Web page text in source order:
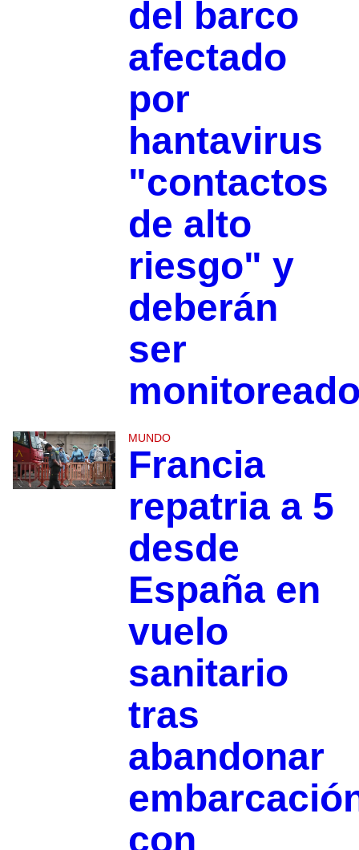
del barco
afectado
por
hantavirus
"contactos
de alto
riesgo" y
deberán
ser
MUNDO
Francia
repatria a 5
desde
España en
vuelo
sanitario
tras
abandonar
con